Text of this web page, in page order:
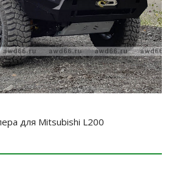
для Mitsubishi L200